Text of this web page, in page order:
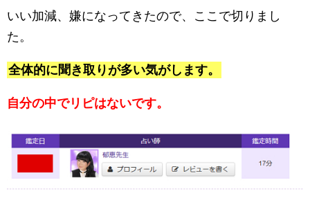
いい加減、嫌になってきたので、ここで切りまし
た。
全体的に聞き取りが多い気がします。
自分の中でリピはないです。